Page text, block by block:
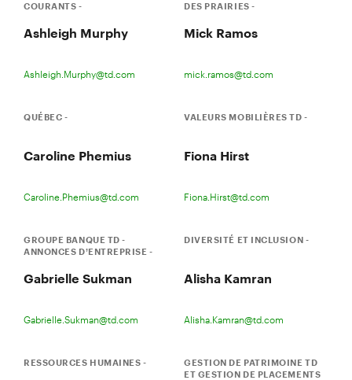
COURANTS -
Ashleigh Murphy
Ashleigh.Murphy@td.com
DES PRAIRIES -
Mick Ramos
mick.ramos@td.com
QUÉBEC -
Caroline Phemius
Caroline.Phemius@td.com
VALEURS MOBILIÈRES TD -
Fiona Hirst
Fiona.Hirst@td.com
GROUPE BANQUE TD -
ANNONCES D’ENTREPRISE -
Gabrielle Sukman
Gabrielle.Sukman@td.com
DIVERSITÉ ET INCLUSION -
Alisha Kamran
Alisha.Kamran@td.com
RESSOURCES HUMAINES -
GESTION DE PATRIMOINE TD
ET GESTION DE PLACEMENTS